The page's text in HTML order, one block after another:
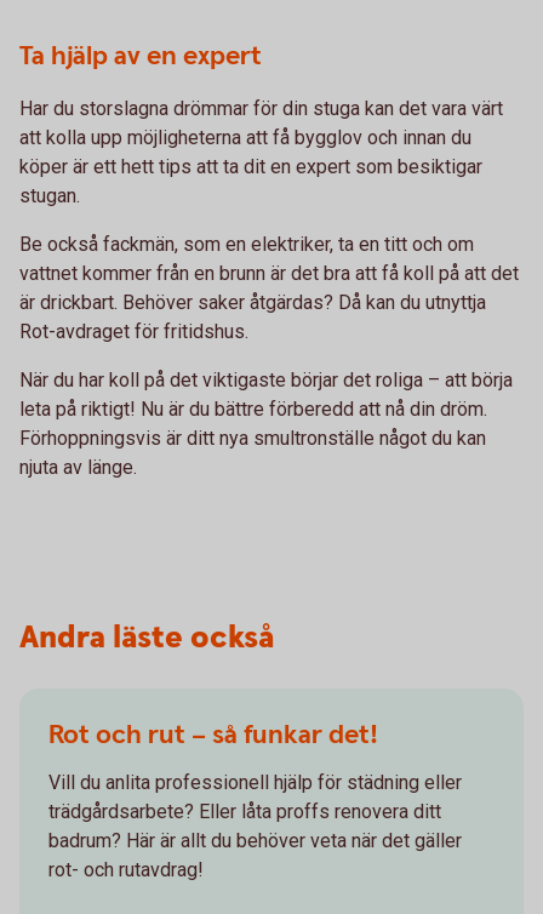
Ta hjälp av en expert
Har du storslagna drömmar för din stuga kan det vara värt
att kolla upp möjligheterna att få bygglov och innan du
köper är ett hett tips att ta dit en expert som besiktigar
stugan.
Be också fackmän, som en elektriker, ta en titt och om
vattnet kommer från en brunn är det bra att få koll på att det
är drickbart. Behöver saker åtgärdas? Då kan du utnyttja
Rot-avdraget för fritidshus.
När du har koll på det viktigaste börjar det roliga – att börja
leta på riktigt! Nu är du bättre förberedd att nå din dröm.
Förhoppningsvis är ditt nya smultronställe något du kan
njuta av länge.
Andra läste också
Rot och rut – så funkar det!
Vill du anlita professionell hjälp för städning eller
trädgårdsarbete? Eller låta proffs renovera ditt
badrum? Här är allt du behöver veta när det gäller
rot- och rutavdrag!